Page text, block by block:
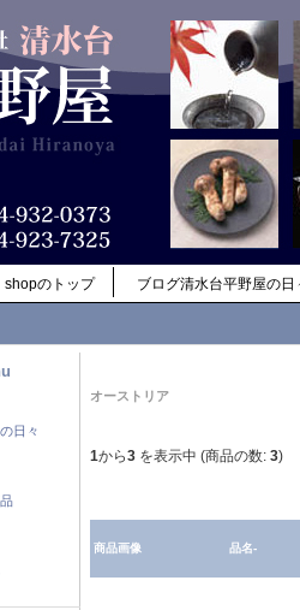
shopのトップ ブログ清水台平野屋の日
日々
オーストリア
1から3 を表示中 (商品の数: 3)
商品画像 品名-